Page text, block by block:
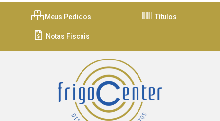
Meus Pedidos Títulos
Notas Fiscais